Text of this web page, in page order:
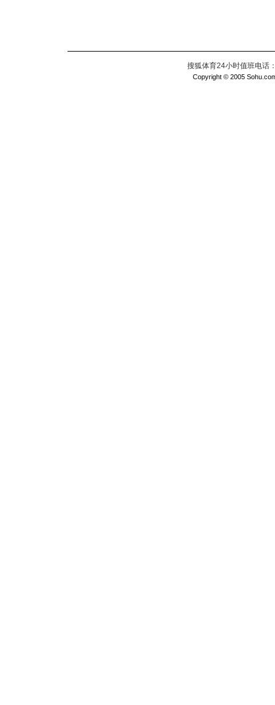
搜狐体育24小时值班电话
Copyright © 2005